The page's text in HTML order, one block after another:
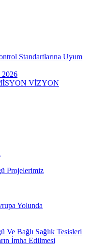
Standartlarına Uyum
2026
VİZYON
Projelerimiz
Yolunda
Ve Bağlı Sağlık Tesisleri
İmha Edilmesi